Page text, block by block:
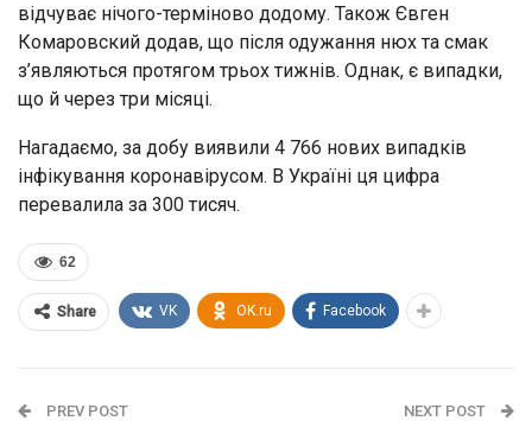
відчуває нічого-терміново додому. Також Євген
Комаровский додав, що після одужання нюх та смак
з’являються протягом трьох тижнів. Однак, є випадки,
що й через три місяці.
Нагадаємо, за добу виявили 4 766 нових випадків
інфікування коронавірусом. В Україні ця цифра
перевалила за 300 тисяч.
62
Share VK OK.ru Facebook
PREV POST NEXT POST